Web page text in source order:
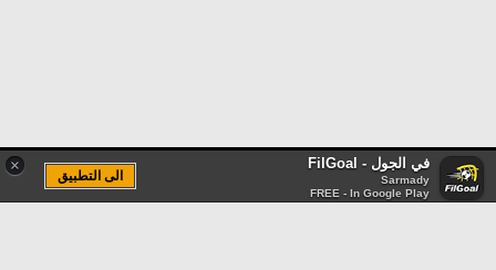
× في الجول - FilGoal
Sarmady
FREE - In Google Play
الى التطبيق